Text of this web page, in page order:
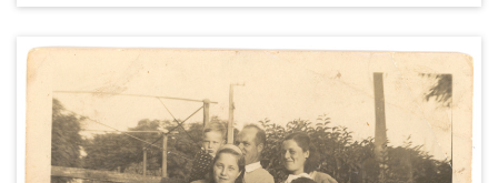
ritornano invece a Sondrio da dove
erano partiti.
La stampa misura 5,5x8 cm ed ha un